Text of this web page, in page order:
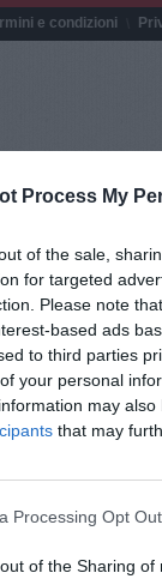
Process My
of the sale,
for targeted
Please note
based ads
to third parties
your personal
may
that may
Processing Opt
of the Sharing of
e condizioni